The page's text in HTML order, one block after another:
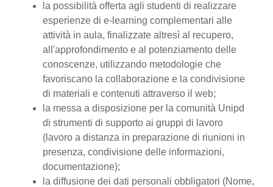
la possibilità offerta agli studenti di realizzare
esperienze di e-learning complementari alle
attività in aula, finalizzate altresì al recupero,
all'approfondimento e al potenziamento delle
conoscenze, utilizzando metodologie che
favoriscano la collaborazione e la condivisione
di materiali e contenuti attraverso il web;
la messa a disposizione per la comunità Unipd
di strumenti di supporto ai gruppi di lavoro
(lavoro a distanza in preparazione di riunioni in
presenza, condivisione delle informazioni,
documentazione);
la diffusione dei dati personali obbligatori (Nome,